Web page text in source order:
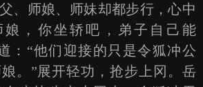
、师娘、师妹却都步行，心中
娘，你坐轿吧，弟子自己能
：“他们迎接的只是令狐冲公
。”展开轻功，抢步上冈。岳